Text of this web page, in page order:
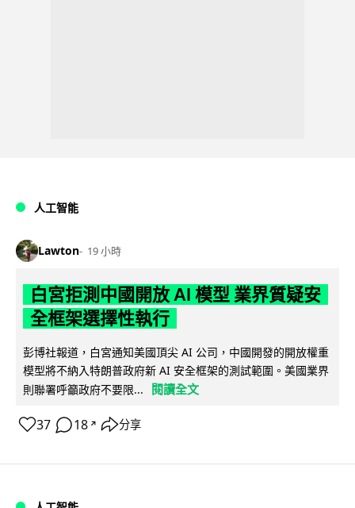
人工智能
Lawton 19 小時
白宮拒測中國開放 AI 模型 業界質疑安
全框架選擇性執行
彭博社報道，白宮通知美國頂尖 AI 公司，中國開發的開放權重
模型將不納入特朗普政府新 AI 安全框架的測試範圍。美國業界
則聯署呼籲政府不要限...
閱讀全文
37 18 ↗ 分享